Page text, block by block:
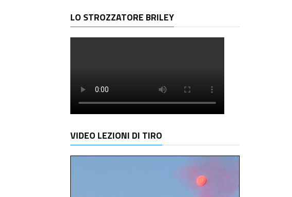
LO STROZZATORE BRILEY
VIDEO LEZIONI DI TIRO